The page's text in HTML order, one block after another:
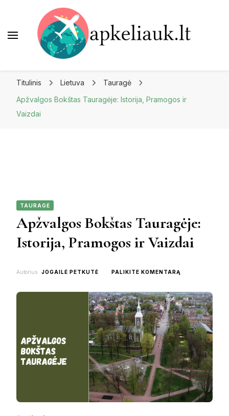
Titulinis Lietuva
Tauragė
Apžvalgos Bokštas Tauragėje: Istorija, Pramogos ir
Vaizdai
TAURAGĖ
Apžvalgos Bokštas Tauragėje:
Istorija, Pramogos ir Vaizdai
Autorius JOGAILĖ PETKUTĖ PALIKITE KOMENTARĄ
TAURAGĖJE:
ISTORIJA,
PRAMOGOS
IR
VAIZDAI